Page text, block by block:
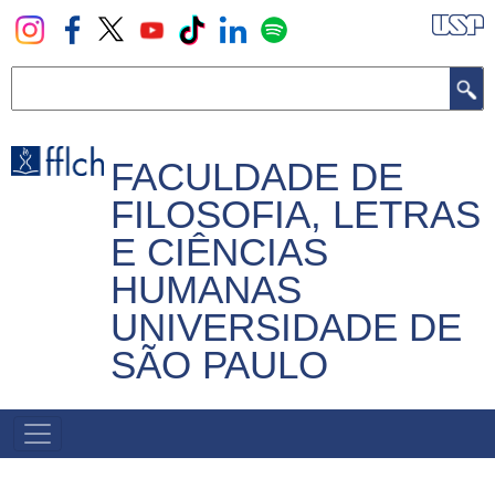
Pular
para
principal
FACULDADE DE
FILOSOFIA, LETRAS
E CIÊNCIAS
HUMANAS
UNIVERSIDADE DE
SÃO PAULO
NAVEGADOR
PRINCIPAL